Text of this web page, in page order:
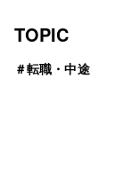
TOPIC
＃転職・中途